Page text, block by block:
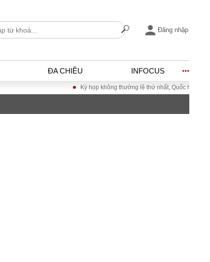
Đăng nhập
ĐA CHIỀU INFOCUS
Kỳ họp không thường lệ thứ nhất, Quốc hội khóa XVI